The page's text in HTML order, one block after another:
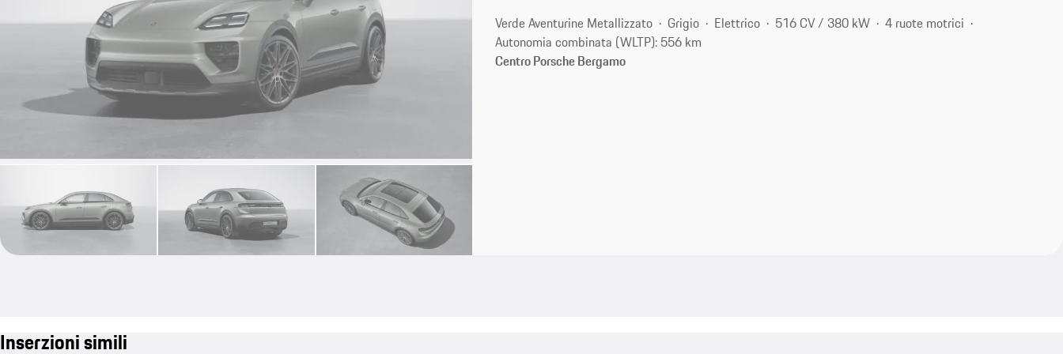
Verde Aventurine Metallizzato Grigio Elettrico 516 CV / 380 kW
4 ruote motrici
Autonomia combinata (WLTP): 556 km
Centro Porsche Bergamo
Inserzioni simili